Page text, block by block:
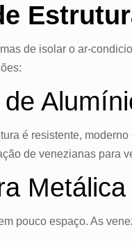
de isolar o ar-
de
é resistente,
de venezianas para
pouco espaço. As